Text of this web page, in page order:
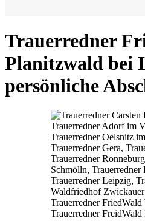
Trauerredner
Planitzwald bei
persönliche